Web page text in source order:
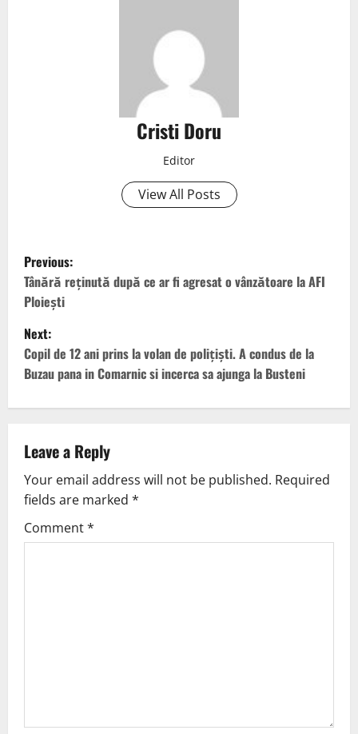
Cristi Doru
Editor
View All Posts
Previous:
Tânără reținută după ce ar fi agresat o vânzătoare la AFI
Ploiești
Next:
Copil de 12 ani prins la volan de polițiști. A condus de la
Buzau pana in Comarnic si incerca sa ajunga la Busteni
Leave a Reply
Your email address will not be published. Required
fields are marked *
Comment*